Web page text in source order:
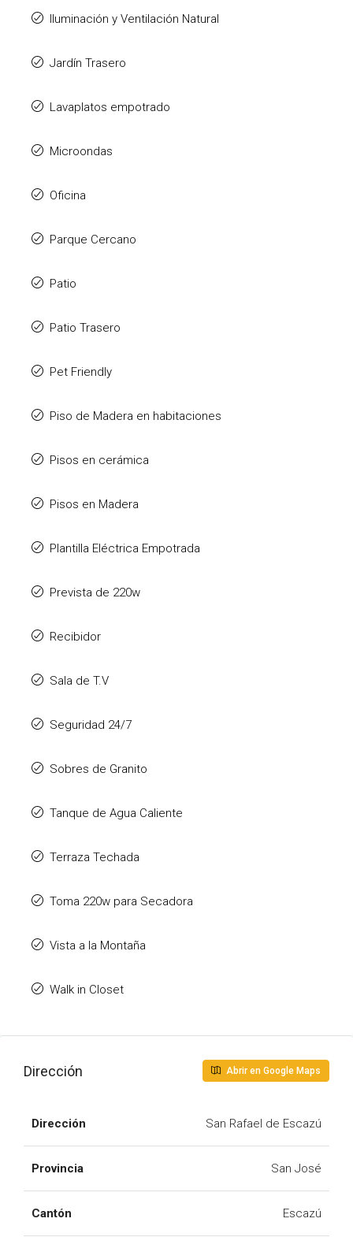
Iluminación y Ventilación Natural
Jardín Trasero
Lavaplatos empotrado
Microondas
Oficina
Parque Cercano
Patio
Patio Trasero
Pet Friendly
Piso de Madera en habitaciones
Pisos en cerámica
Pisos en Madera
Plantilla Eléctrica Empotrada
Prevista de 220w
Recibidor
Sala de T.V
Seguridad 24/7
Sobres de Granito
Tanque de Agua Caliente
Terraza Techada
Toma 220w para Secadora
Vista a la Montaña
Walk in Closet
Dirección Abrir en Google Maps
Dirección San Rafael de Escazú
Provincia San José
Cantón Escazú